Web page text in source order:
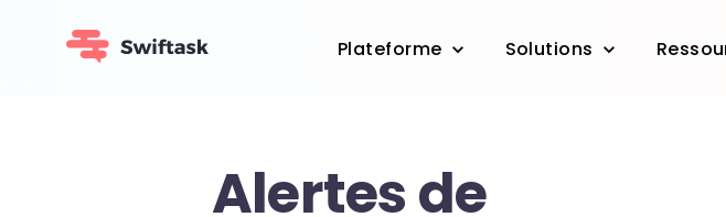
Plateforme Solutions
Alertes de